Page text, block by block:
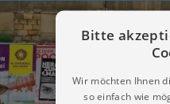
Bitte
Wir möchten Ihnen
so einfach wie